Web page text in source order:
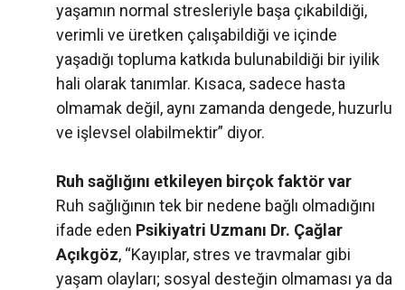
yaşamın normal stresleriyle başa çıkabildiği,
verimli ve üretken çalışabildiği ve içinde
yaşadığı topluma katkıda bulunabildiği bir iyilik
hali olarak tanımlar. Kısaca, sadece hasta
olmamak değil, aynı zamanda dengede, huzurlu
ve işlevsel olabilmektir” diyor.
Ruh sağlığını etkileyen birçok faktör var
Ruh sağlığının tek bir nedene bağlı olmadığını
ifade eden Psikiyatri Uzmanı Dr. Çağlar
Açıkgöz, “Kayıplar, stres ve travmalar gibi
yaşam olayları; sosyal desteğin olmaması ya da